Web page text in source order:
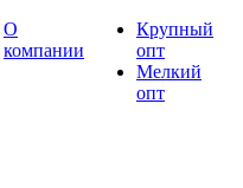
О
компании
Крупный
опт
Мелкий
опт